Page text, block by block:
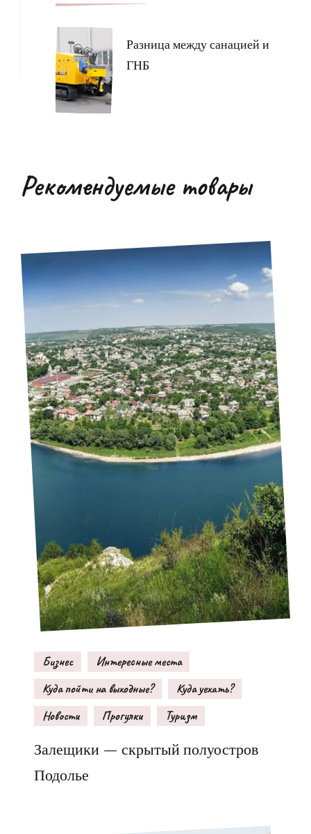
Разница между санацией и
ГНБ
Рекомендуемые товары
Бизнес
Интересные места
Куда пойти на выходные?
Куда уехать?
Новости
Прогулки Туризм
Залещики — скрытый полуостров
Подолье